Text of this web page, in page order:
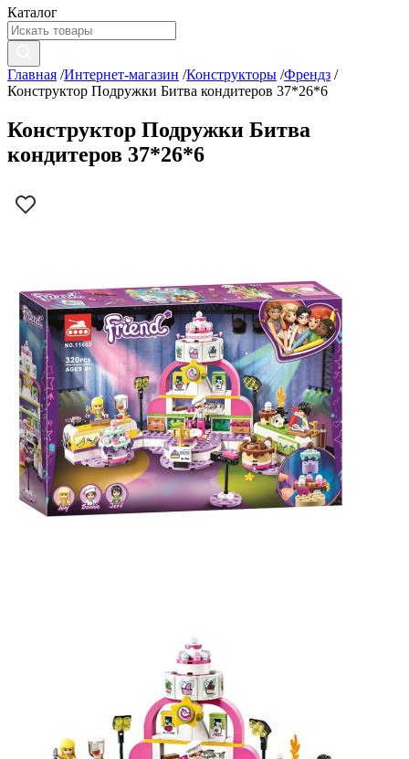
Каталог
Главная /Интернет-магазин /Конструкторы /Френдз /
Конструктор Подружки Битва кондитеров 37*26*6
Конструктор Подружки Битва
кондитеров 37*26*6